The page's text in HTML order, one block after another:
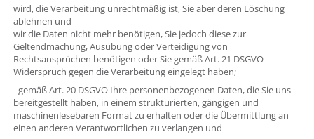
wird, die Verarbeitung unrechtmäßig ist, Sie aber deren Löschung
ablehnen und
wir die Daten nicht mehr benötigen, Sie jedoch diese zur
Geltendmachung, Ausübung oder Verteidigung von
Rechtsansprüchen benötigen oder Sie gemäß Art. 21 DSGVO
Widerspruch gegen die Verarbeitung eingelegt haben;
- gemäß Art. 20 DSGVO Ihre personenbezogenen Daten, die Sie uns
bereitgestellt haben, in einem strukturierten, gängigen und
maschinenlesebaren Format zu erhalten oder die Übermittlung an
einen anderen Verantwortlichen zu verlangen und